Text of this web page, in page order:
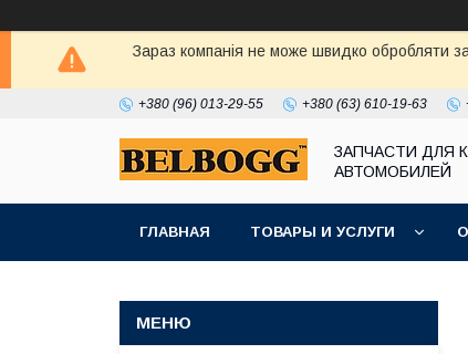
Зараз компанія не може швидко обробляти
+380 (96) 013-29-55 +380 (63) 610-19-63
ЗАПЧАСТИ ДЛЯ
АВТОМОБИЛЕЙ
ГЛАВНАЯ ТОВАРЫ И УСЛУГИ